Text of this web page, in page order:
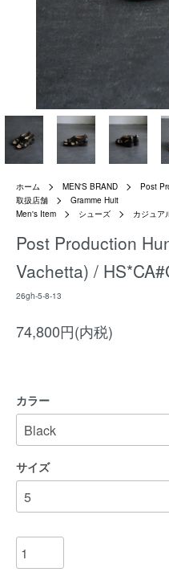
ホーム MEN'S BRAND
Post
取扱店舗
Gramme Huit
Men's Item
シューズ カジュア
Post Production
Vachetta) /
26gh-5-8-13
74,800円(内税)
カラー
サイズ